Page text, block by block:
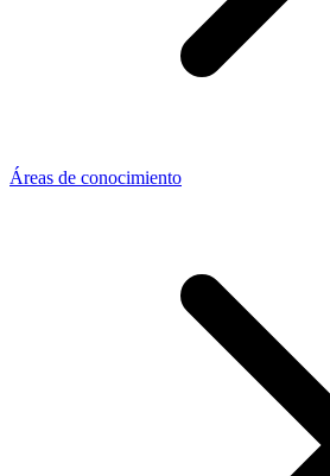
Áreas de conocimiento